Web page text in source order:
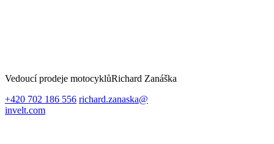
Vedoucí prodeje motocyklůRichard Zanáška
+420 702 186 556 richard.zanaska@
invelt.com